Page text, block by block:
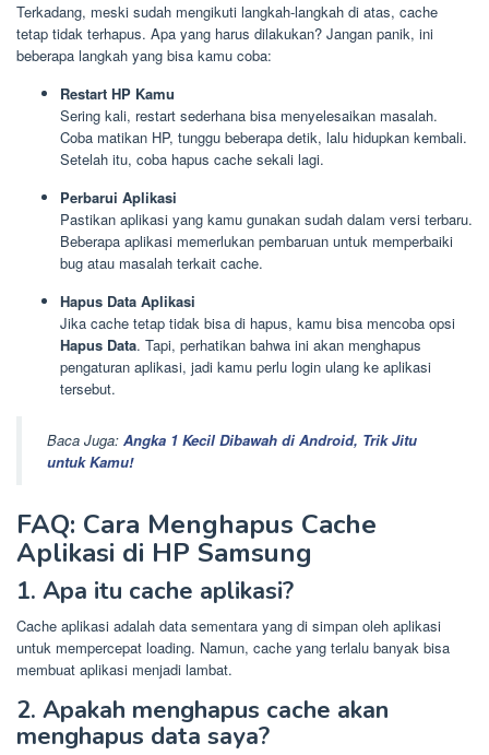
Terkadang, meski sudah mengikuti langkah-langkah di atas, cache
tetap tidak terhapus. Apa yang harus dilakukan? Jangan panik, ini
beberapa langkah yang bisa kamu coba:
Restart HP Kamu
Sering kali, restart sederhana bisa menyelesaikan masalah.
Coba matikan HP, tunggu beberapa detik, lalu hidupkan kembali.
Setelah itu, coba hapus cache sekali lagi.
Perbarui Aplikasi
Pastikan aplikasi yang kamu gunakan sudah dalam versi terbaru.
Beberapa aplikasi memerlukan pembaruan untuk memperbaiki
bug atau masalah terkait cache.
Hapus Data Aplikasi
Jika cache tetap tidak bisa di hapus, kamu bisa mencoba opsi
Hapus Data. Tapi, perhatikan bahwa ini akan menghapus
pengaturan aplikasi, jadi kamu perlu login ulang ke aplikasi
tersebut.
Baca Juga: Angka 1 Kecil Dibawah di Android, Trik Jitu
untuk Kamu!
FAQ: Cara Menghapus Cache
Aplikasi di HP Samsung
1. Apa itu cache aplikasi?
Cache aplikasi adalah data sementara yang di simpan oleh aplikasi
untuk mempercepat loading. Namun, cache yang terlalu banyak bisa
membuat aplikasi menjadi lambat.
2. Apakah menghapus cache akan
menghapus data saya?